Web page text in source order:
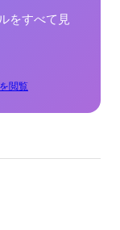
をすべて見
閲覧